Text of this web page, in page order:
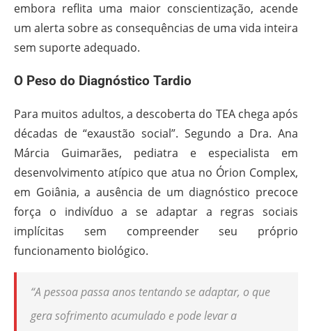
embora reflita uma maior conscientização, acende
um alerta sobre as consequências de uma vida inteira
sem suporte adequado.
O Peso do Diagnóstico Tardio
Para muitos adultos, a descoberta do TEA chega após
décadas de “exaustão social”. Segundo a Dra. Ana
Márcia Guimarães, pediatra e especialista em
desenvolvimento atípico que atua no Órion Complex,
em Goiânia, a ausência de um diagnóstico precoce
força o indivíduo a se adaptar a regras sociais
implícitas sem compreender seu próprio
funcionamento biológico.
“A pessoa passa anos tentando se adaptar, o que
gera sofrimento acumulado e pode levar a